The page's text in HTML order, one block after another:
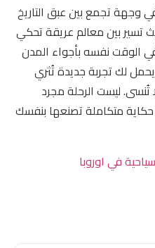
وجهة تجمع بين عبق التاريخ
تسير بين معالم عريقة تحكي
نفسه بأجواء المدن
يحمل لك تجربة جديدة تُثري
ليست الرحلة مجرد
متكاملة تصنعها بنفسك
في اوروبا